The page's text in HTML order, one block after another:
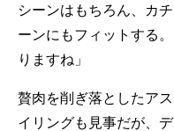
シーンはもちろん、カ
ーンにもフィットする
りますね」
贅肉を削ぎ落としたア
イリングも見事だが、